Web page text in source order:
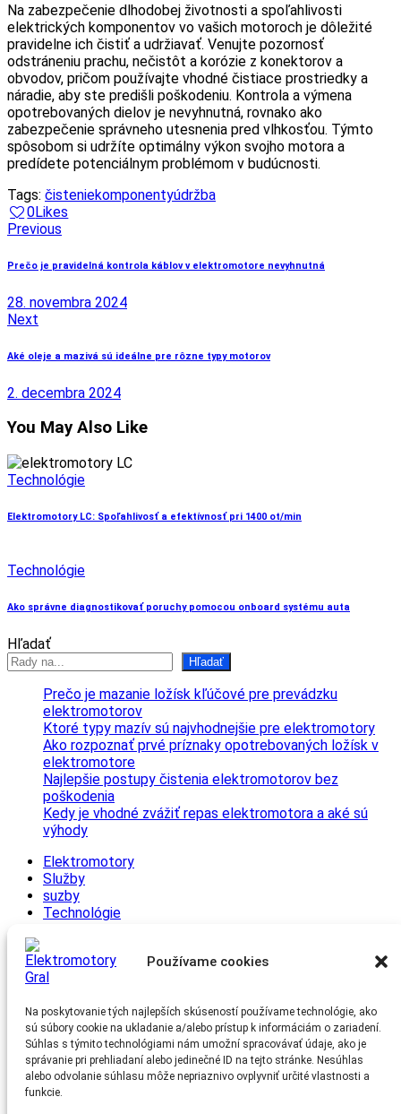
Používame cookies
Na poskytovanie tých najlepších skúseností používame technológie, ako
sú súbory cookie na ukladanie a/alebo prístup k informáciám o zariadení.
Súhlas s týmito technológiami nám umožní spracovávať údaje, ako je
správanie pri prehliadaní alebo jedinečné ID na tejto stránke. Nesúhlas
alebo odvolanie súhlasu môže nepriaznivo ovplyvniť určité vlastnosti a
funkcie.
Na zabezpečenie dlhodobej životnosti a spoľahlivosti
elektrických komponentov vo vašich motoroch je dôležité
pravidelne ich čistiť a udržiavať. Venujte pozornosť
odstráneniu prachu, nečistôt a korózie z konektorov a
obvodov, pričom používajte vhodné čistiace prostriedky a
náradie, aby ste predišli poškodeniu. Kontrola a výmena
opotrebovaných dielov je nevyhnutná, rovnako ako
zabezpečenie správneho utesnenia pred vlhkosťou. Týmto
spôsobom si udržíte optimálny výkon svojho motora a
predídete potenciálnym problémom v budúcnosti.
Tags: čisteniekomponentyúdržba
0Likes
Navigácia
v
Previous
Prečo je pravidelná kontrola káblov v elektromotore nevyhnutná
28. novembra 2024
Next
Aké oleje a mazivá sú ideálne pre rôzne typy motorov
2. decembra 2024
You May Also Like
Technológie
Elektromotory LC: Spoľahlivosť a efektívnosť pri 1400 ot/min
Technológie
Ako správne diagnostikovať poruchy pomocou onboard systému auta
Hľadať
Hľadať
Prečo je mazanie ložísk kľúčové pre prevádzku
elektromotorov
Ktoré typy mazív sú najvhodnejšie pre elektromotory
Ako rozpoznať prvé príznaky opotrebovaných ložísk v
elektromotore
Najlepšie postupy čistenia elektromotorov bez
poškodenia
Kedy je vhodné zvážiť repas elektromotora a aké sú
výhody
Elektromotory
Služby
suzby
Technológie
Archív
júl 2025
jún 2025
máj 2025
apríl 2025
marec 2025